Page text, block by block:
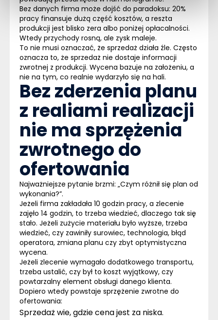
Bez danych firma może dojść do paradoksu: 20%
pracy finansuje dużą część kosztów, a reszta
produkcji jest blisko zera albo poniżej opłacalności.
Wtedy przychody rosną, ale zysk maleje.
To nie musi oznaczać, że sprzedaż działa źle. Często
oznacza to, że sprzedaż nie dostaje informacji
zwrotnej z produkcji. Wycena bazuje na założeniu, a
nie na tym, co realnie wydarzyło się na hali.
Bez zderzenia planu
z realiami realizacji
nie ma sprzężenia
zwrotnego do
ofertowania
Najważniejsze pytanie brzmi: „Czym różnił się plan od
wykonania?”.
Jeżeli firma zakładała 10 godzin pracy, a zlecenie
zajęło 14 godzin, to trzeba wiedzieć, dlaczego tak się
stało. Jeżeli zużycie materiału było wyższe, trzeba
wiedzieć, czy zawiniły surowiec, technologia, błąd
operatora, zmiana planu czy zbyt optymistyczna
wycena.
Jeżeli zlecenie wymagało dodatkowego transportu,
trzeba ustalić, czy był to koszt wyjątkowy, czy
powtarzalny element obsługi danego klienta.
Dopiero wtedy powstaje sprzężenie zwrotne do
ofertowania:
Sprzedaż wie, gdzie cena jest za niska.